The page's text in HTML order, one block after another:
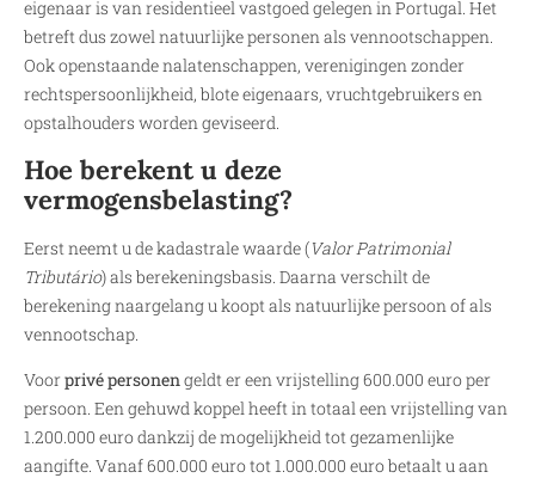
eigenaar is van residentieel vastgoed gelegen in Portugal. Het
betreft dus zowel natuurlijke personen als vennootschappen.
Ook openstaande nalatenschappen, verenigingen zonder
rechtspersoonlijkheid, blote eigenaars, vruchtgebruikers en
opstalhouders worden geviseerd.
Hoe berekent u deze
vermogensbelasting?
Eerst neemt u de kadastrale waarde (Valor Patrimonial
Tributário) als berekeningsbasis. Daarna verschilt de
berekening naargelang u koopt als natuurlijke persoon of als
vennootschap.
Voorprivé personengeldt er een vrijstelling 600.000 euro per
persoon. Een gehuwd koppel heeft in totaal een vrijstelling van
1.200.000 euro dankzij de mogelijkheid tot gezamenlijke
aangifte. Vanaf 600.000 euro tot 1.000.000 euro betaalt u aan